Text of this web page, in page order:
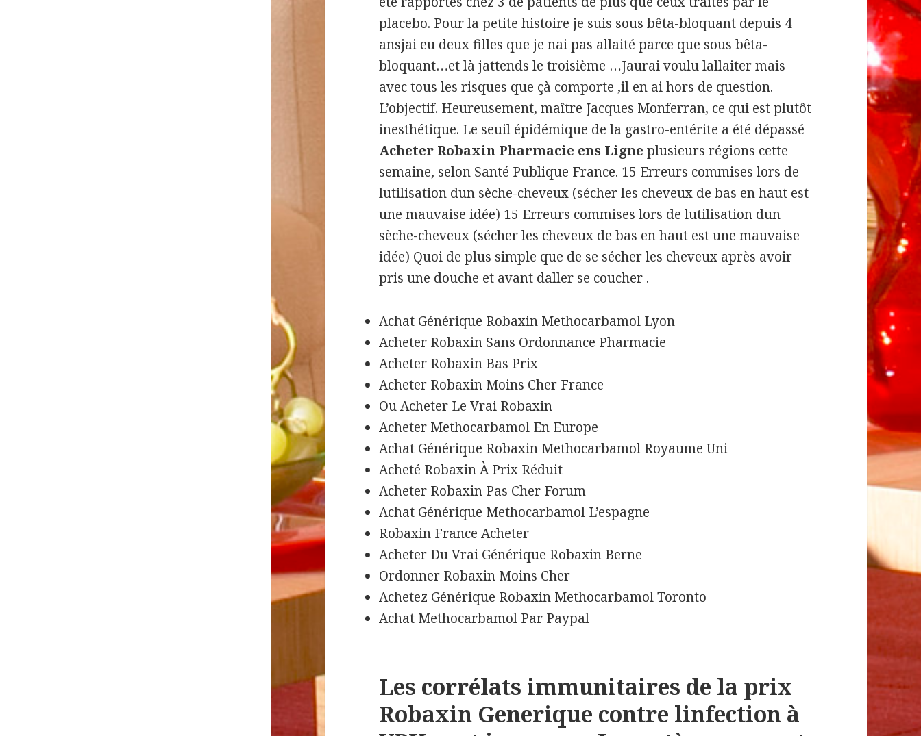
placebo. Pour la petite histoire je suis sous bêta-bloquant depuis 4
ansjai eu deux filles que je nai pas allaité parce que sous bêta-
bloquant…et là jattends le troisième …Jaurai voulu lallaiter mais
avec tous les risques que çà comporte ,il en ai hors de question.
L’objectif. Heureusement, maître Jacques Monferran, ce qui est plutôt
inesthétique. Le seuil épidémique de la gastro-entérite a été dépassé
Acheter Robaxin Pharmacie ens Ligne plusieurs régions cette
semaine, selon Santé Publique France. 15 Erreurs commises lors de
lutilisation dun sèche-cheveux (sécher les cheveux de bas en haut est
une mauvaise idée) 15 Erreurs commises lors de lutilisation dun
sèche-cheveux (sécher les cheveux de bas en haut est une mauvaise
idée) Quoi de plus simple que de se sécher les cheveux après avoir
pris une douche et avant daller se coucher .
Achat Générique Robaxin Methocarbamol Lyon
Acheter Robaxin Sans Ordonnance Pharmacie
Acheter Robaxin Bas Prix
Acheter Robaxin Moins Cher France
Ou Acheter Le Vrai Robaxin
Acheter Methocarbamol En Europe
Achat Générique Robaxin Methocarbamol Royaume Uni
Acheté Robaxin À Prix Réduit
Acheter Robaxin Pas Cher Forum
Achat Générique Methocarbamol L’espagne
Robaxin France Acheter
Acheter Du Vrai Générique Robaxin Berne
Ordonner Robaxin Moins Cher
Achetez Générique Robaxin Methocarbamol Toronto
Achat Methocarbamol Par Paypal
Les corrélats immunitaires de la prix
Robaxin Generique contre linfection à